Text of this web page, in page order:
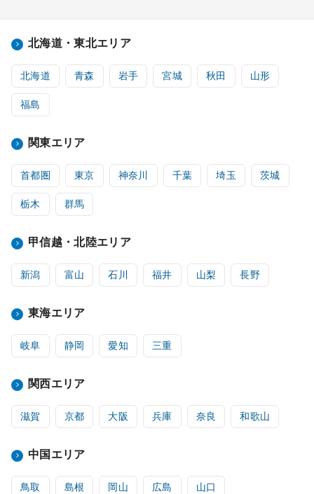
北海道・東北エリア
北海道 青森 岩手 宮城 秋田 山形
福島
関東エリア
首都圏 東京 神奈川 千葉 埼玉 茨城
栃木 群馬
甲信越・北陸エリア
新潟 富山 石川 福井 山梨 長野
東海エリア
岐阜 静岡 愛知 三重
関西エリア
滋賀 京都 大阪 兵庫 奈良 和歌山
中国エリア
鳥取 島根 岡山 広島 山口